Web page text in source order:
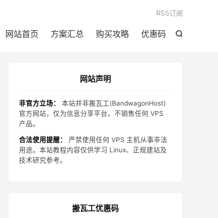

网站首页 方案汇总 购买攻略 优惠码
RSS订阅
网站声明
非官方立场：
本站并非搬瓦工(BandwagonHost)
官方网站，仅为信息分享平台，不销售任何 VPS
产品。
合法使用提醒：
严禁使用任何 VPS 主机从事非法
用途。本站教程内容仅供学习 Linux、正规建站及
技术研究参考。
搬瓦工优惠码